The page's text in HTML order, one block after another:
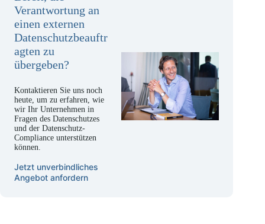
Verantwortung an
einen externen
Datenschutzbeauftr
agten zu
übergeben?
Kontaktieren Sie uns noch
heute, um zu erfahren, wie
wir Ihr Unternehmen in
Fragen des Datenschutzes
und der Datenschutz-
Compliance unterstützen
können.
Jetzt unverbindliches
Angebot anfordern